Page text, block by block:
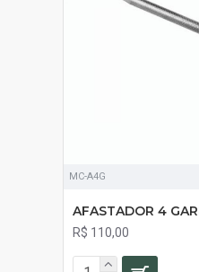
MC-A4G
AFASTADOR 4
R$ 110,00